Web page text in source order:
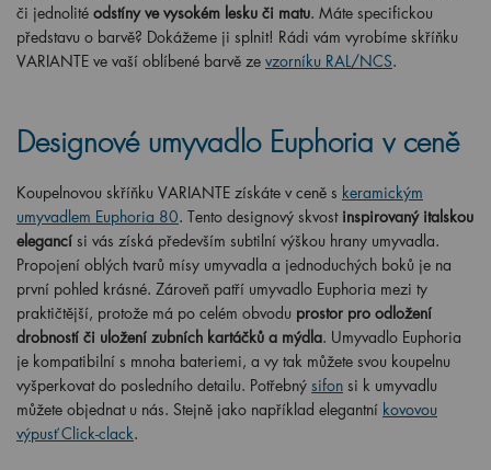
či jednolité odstíny ve vysokém lesku či matu. Máte specifickou
představu o barvě? Dokážeme ji splnit! Rádi vám vyrobíme skříňku
VARIANTE ve vaší oblíbené barvě ze vzorníku RAL/NCS.
Designové umyvadlo Euphoria v ceně
Koupelnovou skříňku VARIANTE získáte v ceně s keramickým
umyvadlem Euphoria 80. Tento designový skvost inspirovaný italskou
elegancí si vás získá především subtilní výškou hrany umyvadla.
Propojení oblých tvarů mísy umyvadla a jednoduchých boků je na
první pohled krásné. Zároveň patří umyvadlo Euphoria mezi ty
praktičtější, protože má po celém obvodu prostor pro odložení
drobností či uložení zubních kartáčků a mýdla. Umyvadlo Euphoria
je kompatibilní s mnoha bateriemi, a vy tak můžete svou koupelnu
vyšperkovat do posledního detailu. Potřebný sifon si k umyvadlu
můžete objednat u nás. Stejně jako například elegantní kovovou
výpusť Click-clack.